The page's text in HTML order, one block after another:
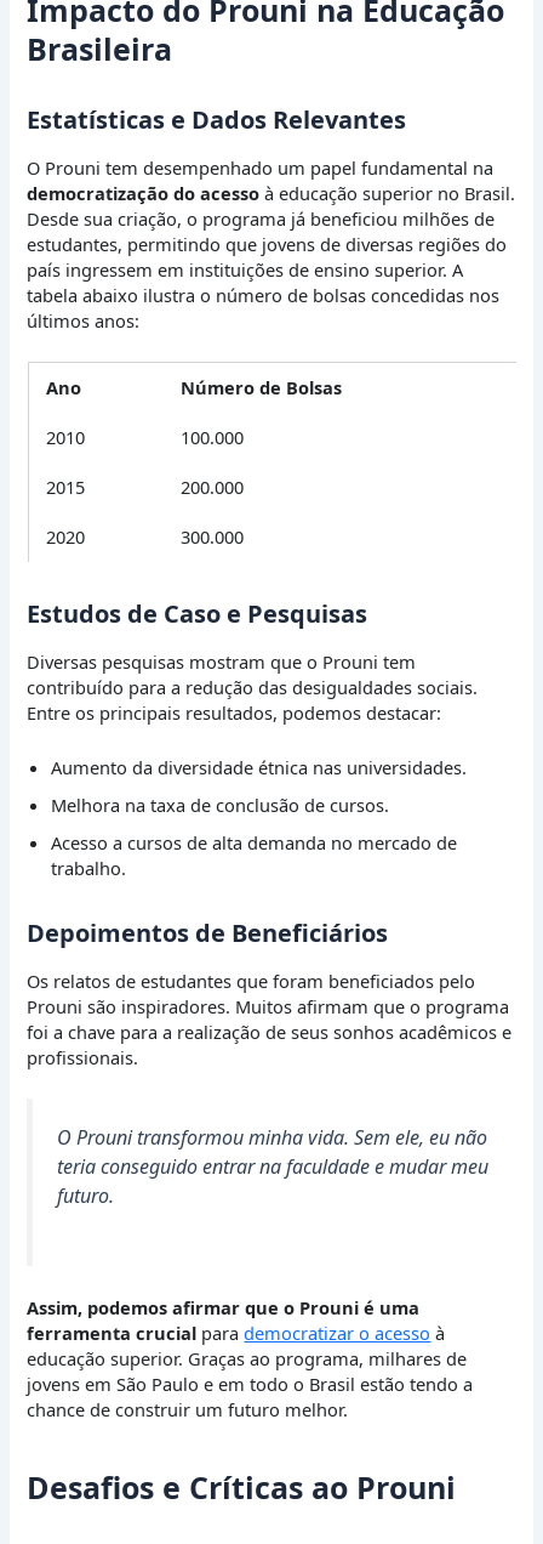
Impacto do Prouni na Educação
Brasileira
Estatísticas e Dados Relevantes
O Prouni tem desempenhado um papel fundamental na
democratização do acesso à educação superior no Brasil.
Desde sua criação, o programa já beneficiou milhões de
estudantes, permitindo que jovens de diversas regiões do
país ingressem em instituições de ensino superior. A
tabela abaixo ilustra o número de bolsas concedidas nos
últimos anos:
Ano Número de Bolsas
2010 100.000
2015 200.000
2020 300.000
Estudos de Caso e Pesquisas
Diversas pesquisas mostram que o Prouni tem
contribuído para a redução das desigualdades sociais.
Entre os principais resultados, podemos destacar:
Aumento da diversidade étnica nas universidades.
Melhora na taxa de conclusão de cursos.
Acesso a cursos de alta demanda no mercado de
trabalho.
Depoimentos de Beneficiários
Os relatos de estudantes que foram beneficiados pelo
Prouni são inspiradores. Muitos afirmam que o programa
foi a chave para a realização de seus sonhos acadêmicos e
profissionais.
O Prouni transformou minha vida. Sem ele, eu não
teria conseguido entrar na faculdade e mudar meu
futuro.
Assim, podemos afirmar que o Prouni é uma
ferramenta crucial parademocratizar o acesso à
educação superior. Graças ao programa, milhares de
jovens em São Paulo e em todo o Brasil estão tendo a
chance de construir um futuro melhor.
Desafios e Críticas ao Prouni